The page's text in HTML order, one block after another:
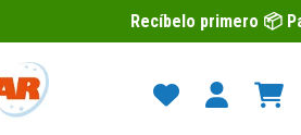
Recíbelo primero 📦 Paga después